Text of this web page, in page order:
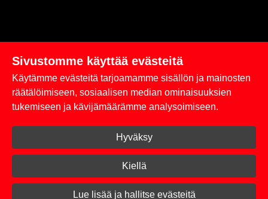
Linkit
Rekisteriseloste
Toimitus- ja maksuehdot
Kirjaudu sisään
© 2026 Taperoll
Sivustomme käyttää evästeitä
Käytämme evästeitä tarjoamamme sisällön ja mainosten
räätälöimiseen, sosiaalisen median ominaisuuksien
tukemiseen ja kävijämäärämme analysoimiseen.
Hyväksy
Kiellä
Lue lisää ja hallitse evästeitä